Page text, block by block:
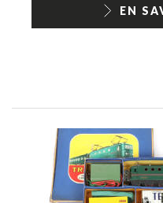
EN